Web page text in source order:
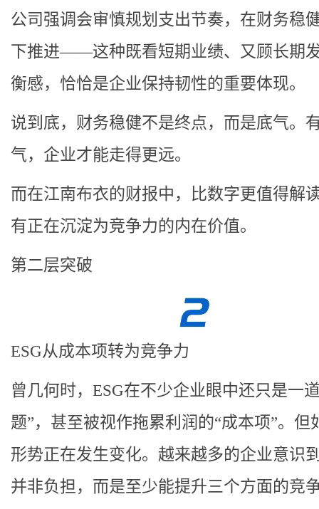
公司强调会审慎规划支出节奏，在财务稳
下推进——这种既看短期业绩、又顾长期
衡感，恰恰是企业保持韧性的重要体现。
说到底，财务稳健不是终点，而是底气。
气，企业才能走得更远。
而在江南布衣的财报中，比数字更值得解
有正在沉淀为竞争力的内在价值。
第二层突破
ESG从成本项转为竞争力
曾几何时，ESG在不少企业眼中还只是一
题”，甚至被视作拖累利润的“成本项”。但
形势正在发生变化。越来越多的企业意识
并非负担，而是至少能提升三个方面的竞